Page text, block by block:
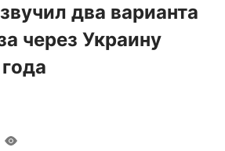
два варианта
через Украину